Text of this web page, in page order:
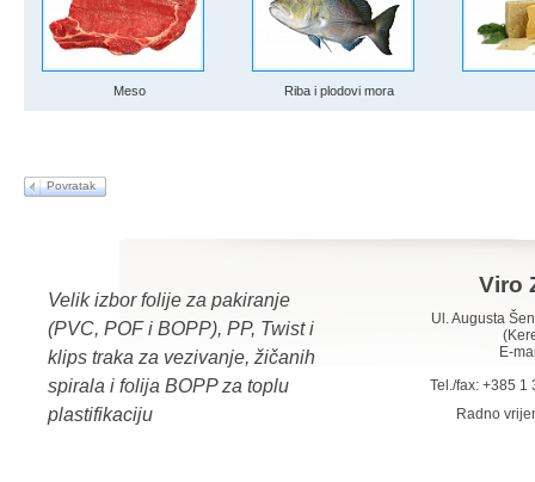
Meso Riba i plodovi mora
Povratak
Velik izbor folije za pakiranje
(PVC, POF i BOPP), PP, Twist i
klips traka za vezivanje, žičanih
spirala i folija BOPP za toplu
plastifikaciju
Viro
Ul. Augusta
E-
Tel./fax: +385 1
Radno